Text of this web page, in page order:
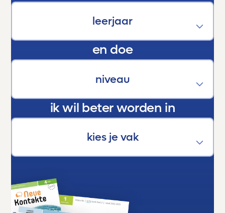
ontwikkeling van onze kinderen. Een stille
kracht die hen helpt groeien, bloeien en boven
En als trotse ouder kan ik maar één ding
en doe
ik wil beter worden in